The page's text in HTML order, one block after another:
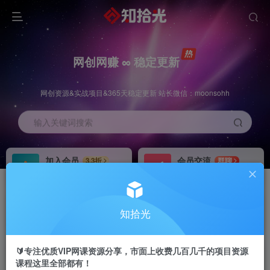
网创网赚 ∞ 稳定更新
网创资源&实战项目&365天稳定更新 站长微信：moonsohh
输入关键词搜索
加入会员
3.3折
会员交流
群聊
知拾光
🔰专注优质VIP网课资源分享，市面上收费几百几千的项目资源
课程这里全部都有！